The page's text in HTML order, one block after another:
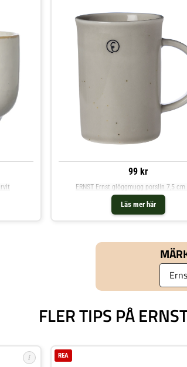
99 kr
Läs mer här
ERNST Ernst glöggmugg porslin 7,5 cm
FLER TIPS PÅ
i REA